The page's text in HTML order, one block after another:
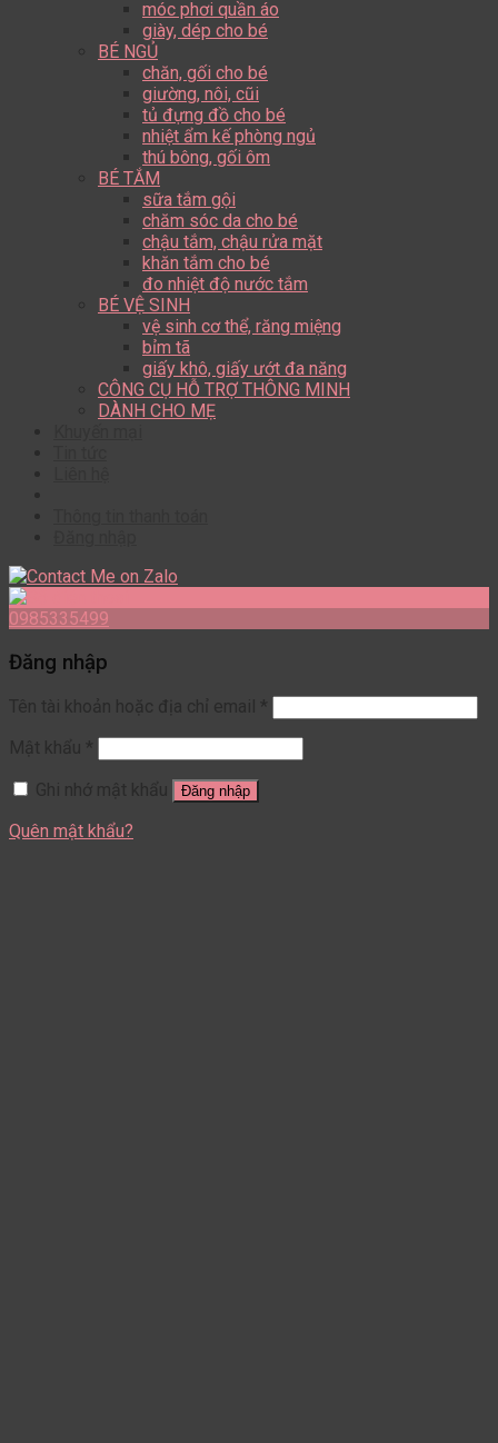
móc phơi quần áo
giày, dép cho bé
BÉ NGỦ
chăn, gối cho bé
giường, nôi, cũi
tủ đựng đồ cho bé
nhiệt ẩm kế phòng ngủ
thú bông, gối ôm
BÉ TẮM
sữa tắm gội
chăm sóc da cho bé
chậu tắm, chậu rửa mặt
khăn tắm cho bé
đo nhiệt độ nước tắm
BÉ VỆ SINH
vệ sinh cơ thể, răng miệng
bỉm tã
giấy khô, giấy ướt đa năng
CÔNG CỤ HỖ TRỢ THÔNG MINH
DÀNH CHO MẸ
0985335499
Đăng nhập
Tên tài khoản hoặc địa chỉ email
Mật khẩu
Ghi nhớ mật khẩu
Đăng nhập
Quên mật khẩu?